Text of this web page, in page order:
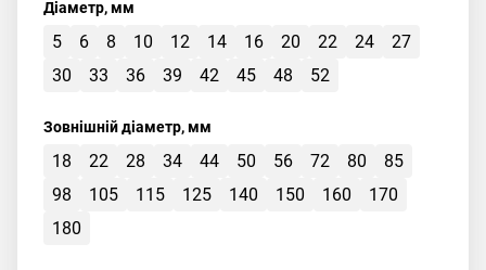
Діаметр, мм
5 6 8 10 12 14 16 20 22 24
27
30
33 36 39 42 45 48 52
Зовнішній діаметр, мм
18 22 28 34 44 50 56 72 80
85
98
105 115 125 140 150 160
170
180